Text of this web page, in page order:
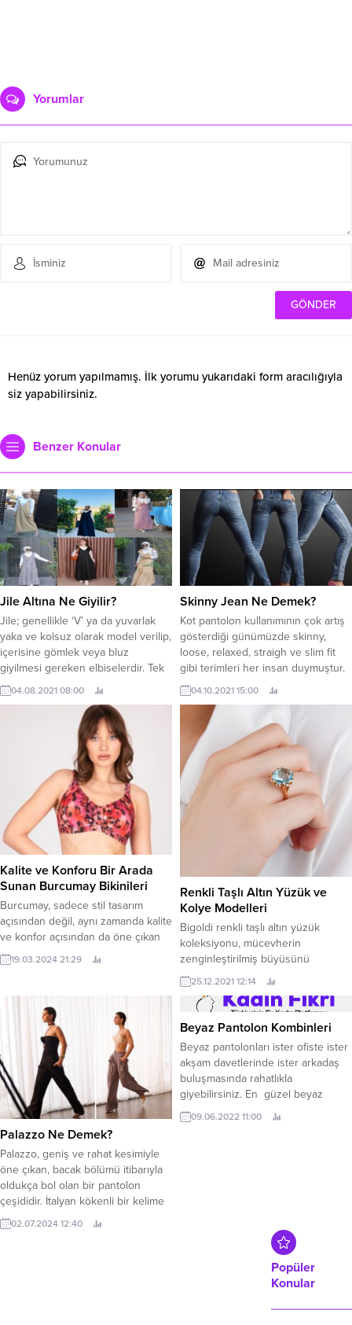
Yorumlar
Henüz yorum yapılmamış. İlk yorumu yukarıdaki form aracılığıyla
siz yapabilirsiniz.
Benzer Konular
Jile Altına Ne Giyilir?
Jile; genellikle ‘V’ ya da yuvarlak
yaka ve kolsuz olarak model verilip,
içerisine gömlek veya bluz
giyilmesi gereken elbiselerdir. Tek
parça ve kolay giyilebilir
olduklarından, okul formalarında da
çokça tercih edilirler. Yazlık hafif
kumaşlar ve kışlık yünlü kumaşlarla,
desenli ve desensiz olarak
üretilebilen jileler; hemen her
beden ve boya sahip...
04.08.2021 08:00
Skinny Jean Ne Demek?
Kot pantolon kullanımının çok artış
gösterdiği günümüzde skinny,
loose, relaxed, straigh ve slim fit
gibi terimleri her insan duymuştur.
Fakat çoğu zaman kulak aşinası
olduğumuz kelimelerin ne anlama
geldiğini bilmeyiz. Skinny jean ne
demek? başlıklı yazımızda sizlere
bu konudan bahsedeceğiz. Jean
olarak da adlandırılan denim
ürünlerinin tarihi 19. yüzyılın
ortalarına...
04.10.2021 15:00
Kalite ve Konforu Bir Arada
Sunan Burcumay Bikinileri
Burcumay, sadece stil tasarım
açısından değil, aynı zamanda kalite
ve konfor açısından da öne çıkan
bikinileriyle bilinir. Marka,
kullanıcıların deneyimlerini en üst
kaliteli kumaşlar ve cilt dostu
malzemeler kullanır. Burcumay
bikinileri, uzun saatler güneşin
altında bile rahat hissetmenizi
sağlayacak şekilde tasarlanmıştır.
Ayrıca, markanın sunduğu bikini
modelleri,...
19.03.2024 21:29
Renkli Taşlı Altın Yüzük ve
Kolye Modelleri
Bigoldi renkli taşlı altın yüzük
koleksiyonu, mücevherin
zenginleştirilmiş büyüsünü
parmaklarınıza getiriyor. %100
sertifikalı takılar olan bu yüzükler
sadece görünümünüze değil,
hayatınıza da renk katabilir.
25.12.2021 12:14
Palazzo Ne Demek?
Palazzo, geniş ve rahat kesimiyle
öne çıkan, bacak bölümü itibarıyla
oldukça bol olan bir pantolon
çeşididir. İtalyan kökenli bir kelime
olan “palazzo”, Türkçe’de “saray”
anlamına gelmektedir ve bu
02.07.2024 12:40
Beyaz Pantolon Kombinleri
Beyaz pantolonları ister ofiste ister
akşam davetlerinde ister arkadaş
buluşmasında rahatlıkla
giyebilirsiniz. En güzel beyaz
pantolon kombinleri yazımızın
devamında. Beyaz Pantolon Nasıl
gözükecektir. Beyaz pantolonun
üstüne istediğiniz renkte gömlek,
bluz ve kazak gibi...
09.06.2022 11:00
Popüler
Konular